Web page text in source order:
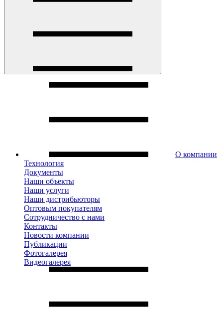
О компании
Технология
Документы
Наши объекты
Наши услуги
Наши дистрибьюторы
Оптовым покупателям
Сотрудничество с нами
Контакты
Новости компании
Публикации
Фотогалерея
Видеогалерея